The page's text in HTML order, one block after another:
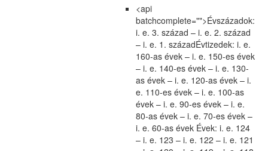
<api
batchcomplete="">Évszázadok:
i. e. 3. század – i. e. 2. század
– i. e. 1. századÉvtizedek: i. e.
160-as évek – i. e. 150-es évek
– i. e. 140-es évek – i. e. 130-
as évek – i. e. 120-as évek – i.
e. 110-es évek – i. e. 100-as
évek – i. e. 90-es évek – i. e.
80-as évek – i. e. 70-es évek –
i. e. 60-as évek Évek: i. e. 124
– i. e. 123 – i. e. 122 – i. e. 121